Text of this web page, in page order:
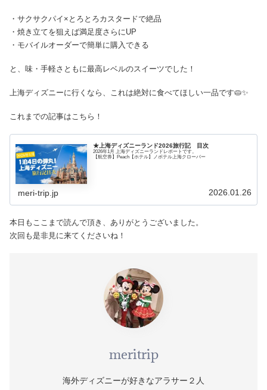
・サクサクパイ×とろとろカスタードで絶品
・焼き立てを狙えば満足度さらにUP
・モバイルオーダーで簡単に購入できる
と、味・手軽さともに最高レベルのスイーツでした！
上海ディズニーに行くなら、これは絶対に食べてほしい一品です🥧✨
これまでの記事はこちら！
★上海ディズニーランド2026旅行記 目次
2026年1月 上海ディズニーランドレポートです。
【航空券】Peach【ホテル】ノボテル上海クローバー
meri-trip.jp 2026.01.26
本日もここまで読んで頂き、ありがとうございました。
次回も是非見に来てくださいね！
meritrip
海外ディズニーが好きなアラサー２人